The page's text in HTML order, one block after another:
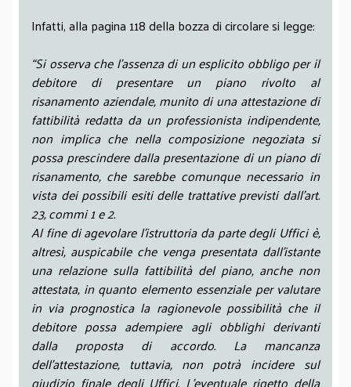
Infatti, alla pagina 118 della bozza di circolare si legge:
“Si osserva che l’assenza di un esplicito obbligo per il
debitore di presentare un piano rivolto al
risanamento aziendale, munito di una attestazione di
fattibilità redatta da un professionista indipendente,
non implica che nella composizione negoziata si
possa prescindere dalla presentazione di un piano di
risanamento, che sarebbe comunque necessario in
vista dei possibili esiti delle trattative previsti dall’art.
23, commi 1 e 2.
Al fine di agevolare l’istruttoria da parte degli Uffici è,
altresì, auspicabile che venga presentata dall’istante
una relazione sulla fattibilità del piano, anche non
attestata, in quanto elemento essenziale per valutare
in via prognostica la ragionevole possibilità che il
debitore possa adempiere agli obblighi derivanti
dalla proposta di accordo. La mancanza
dell’attestazione, tuttavia, non potrà incidere sul